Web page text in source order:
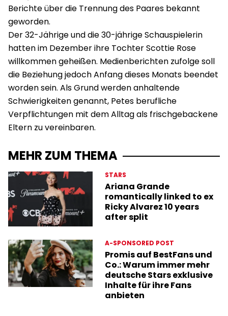
Berichte über die Trennung des Paares bekannt
geworden.
Der 32-Jährige und die 30-jährige Schauspielerin
hatten im Dezember ihre Tochter Scottie Rose
willkommen geheißen. Medienberichten zufolge soll
die Beziehung jedoch Anfang dieses Monats beendet
worden sein. Als Grund werden anhaltende
Schwierigkeiten genannt, Petes berufliche
Verpflichtungen mit dem Alltag als frischgebackene
Eltern zu vereinbaren.
MEHR ZUM THEMA
STARS
Ariana Grande
romantically linked to ex
Ricky Alvarez 10 years
after split
A-SPONSORED POST
Promis auf BestFans und
Co.: Warum immer mehr
deutsche Stars exklusive
Inhalte für ihre Fans
anbieten